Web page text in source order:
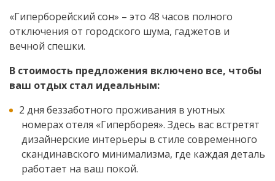
«Гиперборейский сон» – это 48 часов полного
отключения от городского шума, гаджетов и
вечной спешки.
В стоимость предложения включено все, чтобы
ваш отдых стал идеальным:
2 дня беззаботного проживания в уютных
номерах отеля «Гиперборея». Здесь вас встретят
дизайнерские интерьеры в стиле современного
скандинавского минимализма, где каждая деталь
работает на ваш покой.